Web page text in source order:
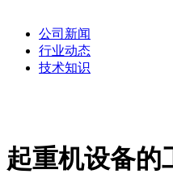
公司新闻
行业动态
技术知识
起重机设备的